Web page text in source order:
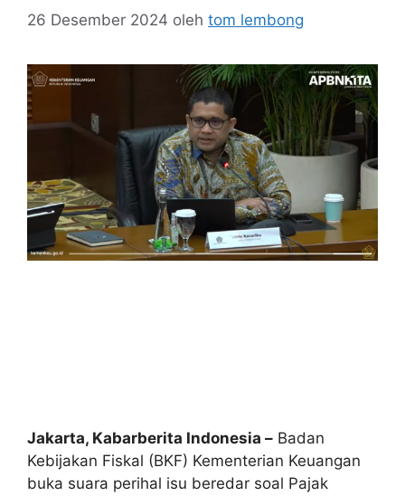
26 Desember 2024 oleh tom lembong
Jakarta, Kabarberita Indonesia – Badan
Kebijakan Fiskal (BKF) Kementerian Keuangan
buka suara perihal isu beredar soal Pajak